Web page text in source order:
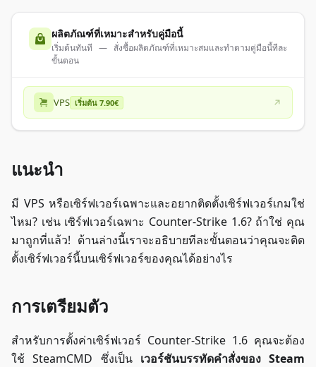
ผลิตภัณฑ์ที่เหมาะสำหรับคู่มือนี้
เริ่มต้นทันที — สั่งซื้อผลิตภัณฑ์ที่เหมาะสมและทำตามคู่มือนี้ทีละ
ขั้นตอน
VPS เริ่มต้น 7.90€
แนะนำ
มี VPS หรือเซิร์ฟเวอร์เฉพาะและอยากติดตั้งเซิร์ฟเวอร์เกมใช่
ไหม? เช่น เซิร์ฟเวอร์เฉพาะ Counter-Strike 1.6? ถ้าใช่ คุณ
มาถูกที่แล้ว! ด้านล่างนี้เราจะอธิบายทีละขั้นตอนว่าคุณจะติด
ตั้งเซิร์ฟเวอร์นี้บนเซิร์ฟเวอร์ของคุณได้อย่างไร
การเตรียมตัว
สำหรับการตั้งค่าเซิร์ฟเวอร์ Counter-Strike 1.6 คุณจะต้อง
ใช้ SteamCMD ซึ่งเป็น เวอร์ชันบรรทัดคำสั่งของ Steam